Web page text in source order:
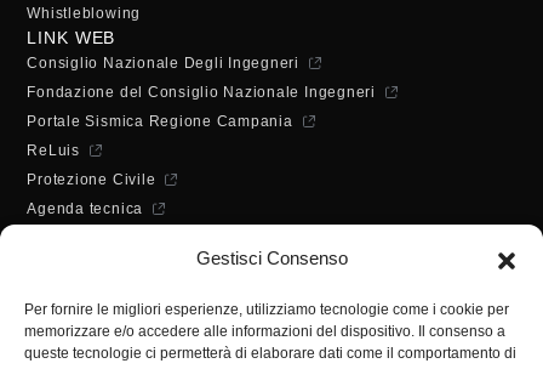
Gestisci Consenso
Per fornire le migliori esperienze, utilizziamo tecnologie come i cookie per
memorizzare e/o accedere alle informazioni del dispositivo. Il consenso a
queste tecnologie ci permetterà di elaborare dati come il comportamento di
Whistleblowing
LINK WEB
Consiglio Nazionale Degli Ingegneri
Fondazione del Consiglio Nazionale Ingegneri
Portale Sismica Regione Campania
ReLuis
Protezione Civile
Agenda tecnica
ORARI DI APERTURA
10:00 - 12:00
Martedì - Giovedì: